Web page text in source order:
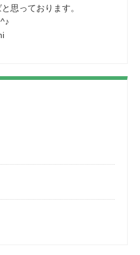
思っております。